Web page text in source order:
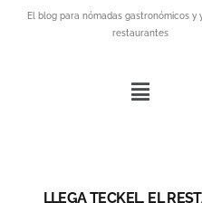
El blog para nómadas gastronómicos y
restaurantes
LLEGA TECKEL, EL